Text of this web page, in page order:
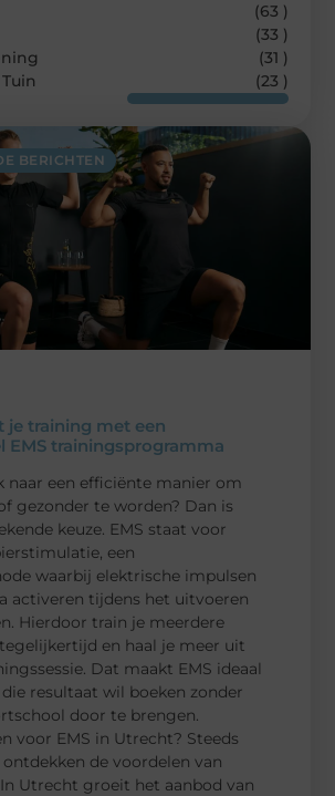
BERICHTEN
je training met een
EMS trainingsprogramma
naar een efficiënte manier om
gezonder te worden? Dan is
keuze. EMS staat voor
een
waarbij elektrische impulsen
activeren tijdens het uitvoeren
Hierdoor train je meerdere
en haal je meer uit
Dat maakt EMS ideaal
resultaat wil boeken zonder
door te brengen.
voor EMS in Utrecht? Steeds
de voordelen van
Utrecht groeit het aanbod van
(63 )
(33 )
(31 )
(23 )